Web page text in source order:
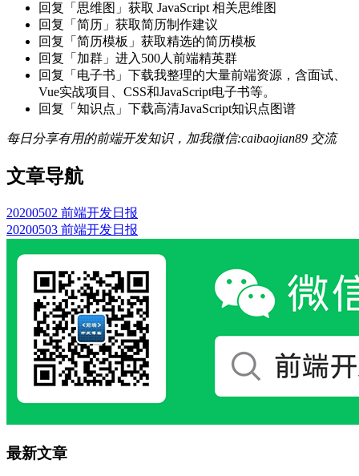
回复「思维图」获取 JavaScript 相关思维图
回复「简历」获取简历制作建议
回复「简历模板」获取精选的简历模板
回复「加群」进入500人前端精英群
回复「电子书」下载我整理的大量前端资源，含面试、
Vue实战项目、CSS和JavaScript电子书等。
回复「知识点」下载高清JavaScript知识点图谱
每日分享有用的前端开发知识，加我微信:caibaojian89 交流
文章导航
20200502 前端开发日报
20200503 前端开发日报
最新文章